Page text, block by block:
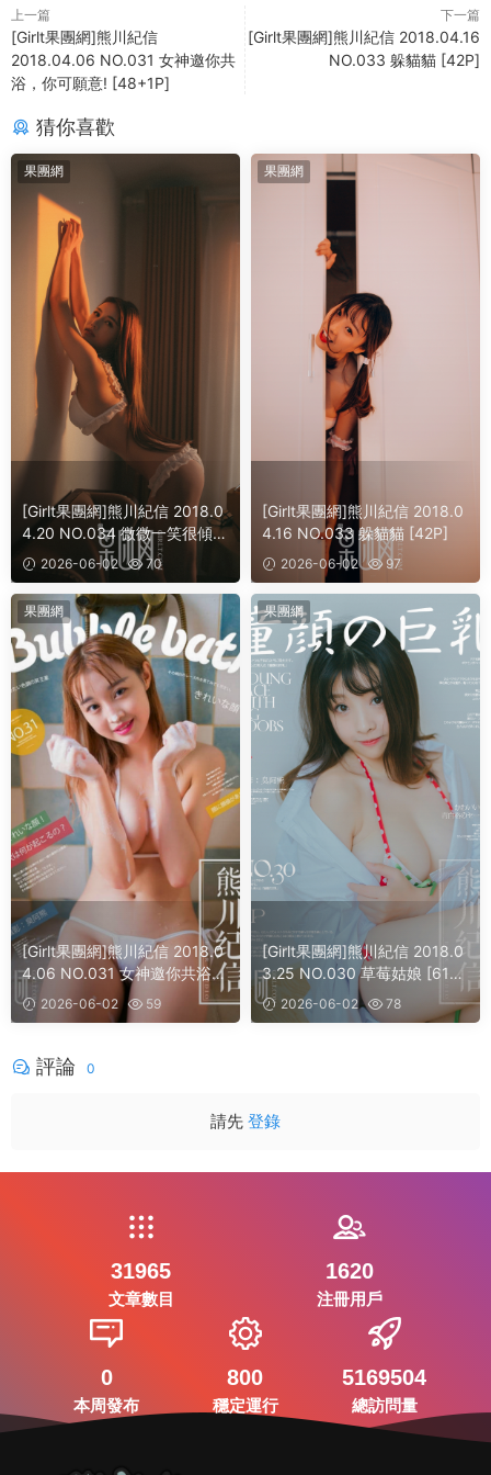
上一篇
[Girlt果團網]熊川紀信
2018.04.06 NO.031 女神邀你共
浴，你可願意! [48+1P]
下一篇
[Girlt果團網]熊川紀信 2018.04.16
NO.033 躲貓貓 [42P]
猜你喜歡
果團網
[Girlt果團網]熊川紀信 2018.0
4.20 NO.034 微微一笑很傾
城！[41P]
2026-06-02 70
果團網
[Girlt果團網]熊川紀信 2018.0
4.16 NO.033 躲貓貓 [42P]
2026-06-02 97
果團網
[Girlt果團網]熊川紀信 2018.0
4.06 NO.031 女神邀你共浴，
你可願意! [48+1P]
2026-06-02 59
果團網
[Girlt果團網]熊川紀信 2018.0
3.25 NO.030 草莓姑娘 [61+1
P] 2026-06-02 78
評論 0
請先 登錄
31965
文章數目
1620
注冊用戶
0
本周發布
800
穩定運行
5169504
總訪問量